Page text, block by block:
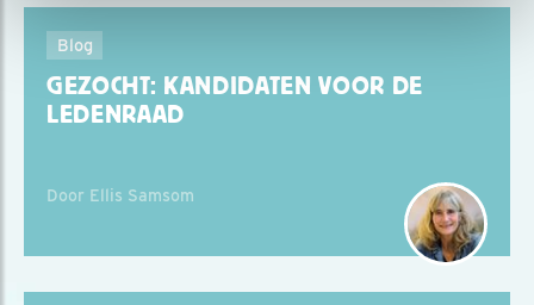
Blog
GEZOCHT: KANDIDATEN VOOR DE
LEDENRAAD
Door Ellis Samsom